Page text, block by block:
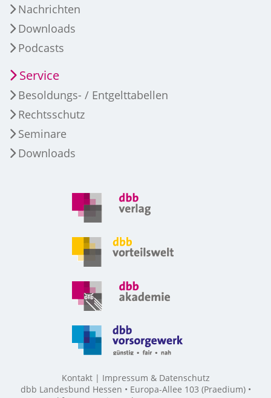
Nachrichten
Downloads
Podcasts
Service
Besoldungs- / Entgelttabellen
Rechtsschutz
Seminare
Downloads
Kontakt
Impressum & Datenschutz
dbb Landesbund Hessen • Europa-Allee 103 (Praedium) •